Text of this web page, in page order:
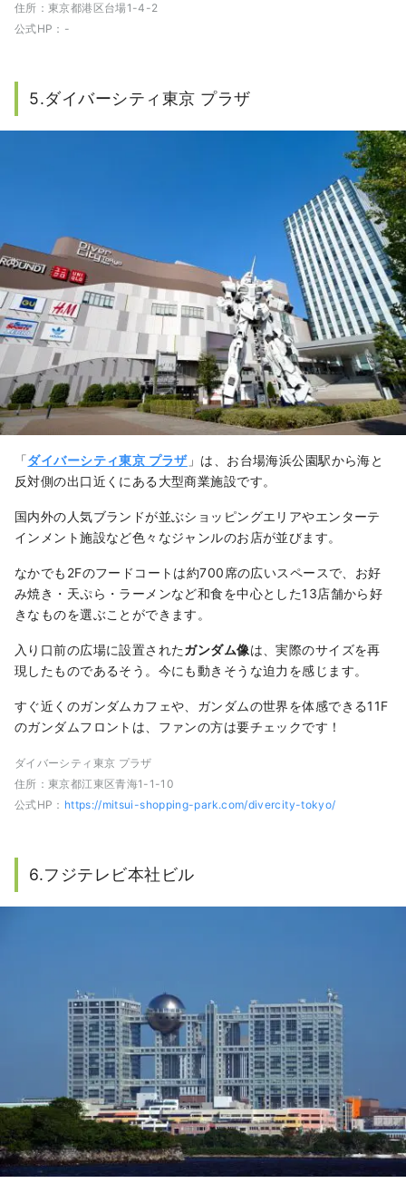
住所：東京都港区台場1-4-2
公式HP：-
5.ダイバーシティ東京 プラザ
「ダイバーシティ東京 プラザ」は、お台場海浜公園駅から海と
反対側の出口近くにある大型商業施設です。
国内外の人気ブランドが並ぶショッピングエリアやエンターテ
インメント施設など色々なジャンルのお店が並びます。
なかでも2Fのフードコートは約700席の広いスペースで、お好
み焼き・天ぷら・ラーメンなど和食を中心とした13店舗から好
きなものを選ぶことができます。
入り口前の広場に設置されたガンダム像は、実際のサイズを再
現したものであるそう。今にも動きそうな迫力を感じます。
すぐ近くのガンダムカフェや、ガンダムの世界を体感できる11F
のガンダムフロントは、ファンの方は要チェックです！
ダイバーシティ東京 プラザ
住所：東京都江東区青海1-1-10
公式HP： https://mitsui-shopping-park.com/divercity-tokyo/
6.フジテレビ本社ビル